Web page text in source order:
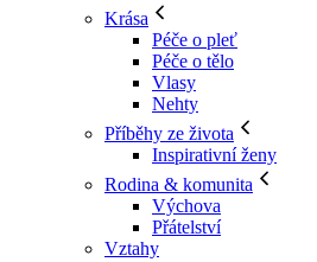
Krása
Péče o pleť
Péče o tělo
Vlasy
Nehty
Příběhy ze života
Inspirativní ženy
Rodina & komunita
Výchova
Přátelství
Vztahy